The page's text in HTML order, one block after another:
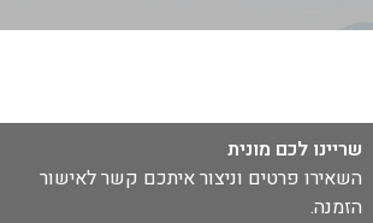
שריינו לכם מונית
השאירו פרטים וניצור איתכם קשר לאישור
הזמנה.